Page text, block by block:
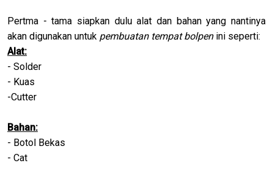
Pertma - tama siapkan dulu alat dan bahan yang nantinya
akan digunakan untuk pembuatan tempat bolpenini seperti:
Alat:
- Solder
- Kuas
-Cutter
Bahan:
- Botol Bekas
- Cat